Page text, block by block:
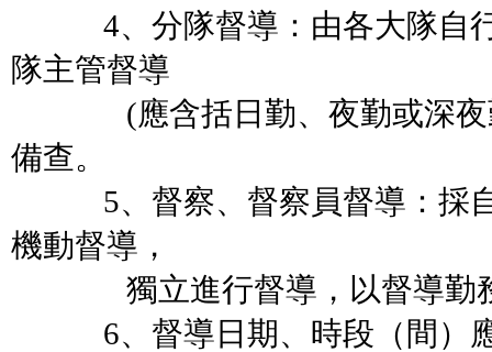
4、分隊督導：由各大隊自行
隊主管督導
(應含括日勤、夜勤或深夜
備查。
5、督察、督察員督導：採自
機動督導，
獨立進行督導，以督導勤
6、督導日期、時段（間）應